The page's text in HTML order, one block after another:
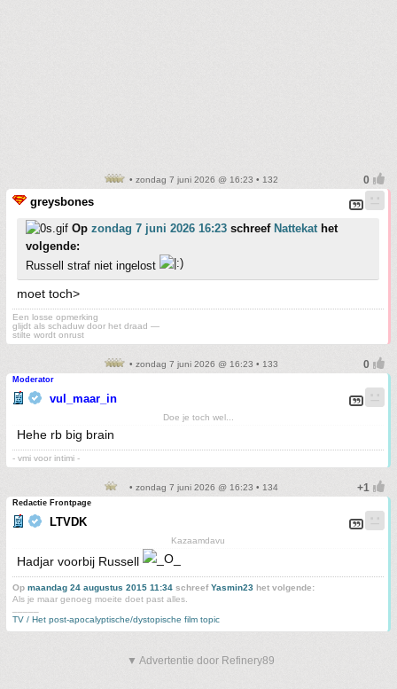
• zondag 7 juni 2026 @ 16:23 • 132
greysbones
Op zondag 7 juni 2026 16:23 schreef Nattekathet
volgende:
Russell straf niet ingelost
moet toch>
Een losse opmerking
glijdt als schaduw door het draad —
stilte wordt onrust
• zondag 7 juni 2026 @ 16:23 • 133
Moderator
vul_maar_in
Doe je toch wel...
Hehe rb big brain
- vmi voor intimi -
• zondag 7 juni 2026 @ 16:23 • 134
Redactie Frontpage
LTVDK
Kazaamdavu
Hadjar voorbij Russell
Op maandag 24 augustus 2015 11:34 schreefYasmin23 het volgende:
Als je maar genoeg moeite doet past alles.
TV / Het post-apocalyptische/dystopische film topic
▼ Advertentie door Refinery89